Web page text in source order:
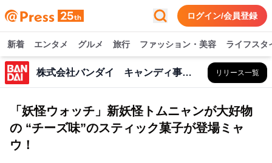
ログイン/会員登録
新着 エンタメ グルメ 旅行 ファッション・美容 ライフスタ
株式会社バンダイ キャンディ事業部 リリース一覧
「妖怪ウォッチ」新妖怪トムニャンが大好物
の “チーズ味”のスティック菓子が登場ミャ
ウ！